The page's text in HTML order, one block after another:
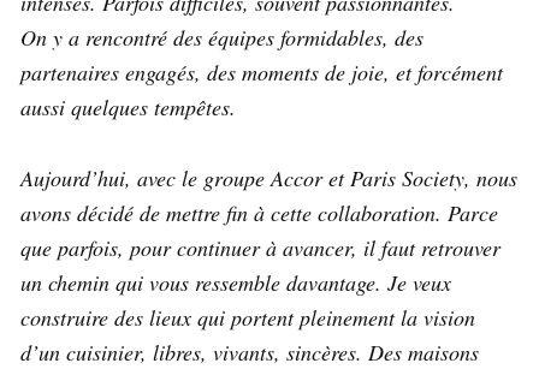
On y a rencontré des équipes formidables, des
partenaires engagés, des moments de joie, et forcément
aussi quelques tempêtes.
Aujourd’hui, avec le groupe Accor et Paris Society, nous
avons décidé de mettre fin à cette collaboration. Parce
que parfois, pour continuer à avancer, il faut retrouver
un chemin qui vous ressemble davantage. Je veux
construire des lieux qui portent pleinement la vision
d’un cuisinier, libres, vivants, sincères. Des maisons